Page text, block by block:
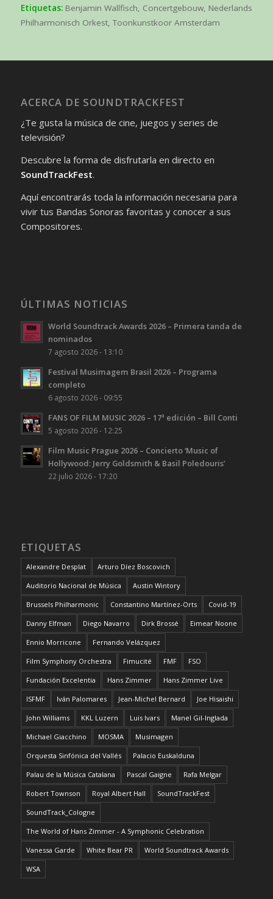
Etiquetas: Benjamin Wallfisch Concertgebouw, Nederlands
Philharmonisch Orkest, Toonkunstkoor Amsterdam
ACERCA DE SOUNDTRACKFEST
¿Te gusta la música de cine, juegos y series de
televisión?
Descubre la forma de disfrutarla en directo en
SoundTrackFest.
Aquí encontrarás toda la información necesaria para
vivir tus Bandas Sonoras favoritas y conocer a sus
Compositores.
ÚLTIMAS NOTICIAS
World Soundtrack Awards 2026 – Primera tanda de
nominados
7 agosto 2026 - 13:10
Festival Musimagem Brasil 2026 – Programa
completo
6 agosto 2026 - 09:55
FANS OF FILM MUSIC 2026 – 17ª edición – Bill Conti
5 agosto 2026 - 12:25
Film Music Prague 2026 – Concierto ‘Music of
Hollywood: Jerry Goldsmith & Basil Poledouris’
22 julio 2026 - 17:20
ETIQUETAS
Alexandre Desplat Arturo Díez Boscovich
Auditorio Nacional de Música Austin Wintory
Brussels Philharmonic Constantino Martínez-Orts Covid-19
Danny Elfman Diego Navarro Dirk Brossé Eimear Noone
Ennio Morricone Fernando Velázquez
Film Symphony Orchestra Fimucité FMF FSO
Fundación Excelentia Hans Zimmer Hans Zimmer Live
ISFMF Iván Palomares Jean-Michel Bernard Joe Hisaishi
John Williams KKL Luzern Luis Ivars Manel Gil-Inglada
Michael Giacchino MOSMA Musimagen
Orquesta Sinfónica del Vallés Palacio Euskalduna
Palau de la Música Catalana Pascal Gaigne Rafa Melgar
Robert Townson Royal Albert Hall SoundTrackFest
SoundTrack_Cologne
The World of Hans Zimmer - A Symphonic Celebration
Vanessa Garde White Bear PR World Soundtrack Awards
WSA